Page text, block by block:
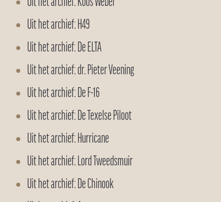
Uit het archief: H49
Uit het archief: De ELTA
Uit het archief: dr. Pieter Veening
Uit het archief: De F-16
Uit het archief: De Texelse Piloot
Uit het archief: Hurricane
Uit het archief: Lord Tweedsmuir
Uit het archief: De Chinook